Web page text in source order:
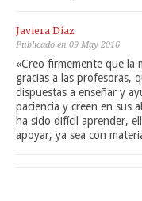
Javiera Díaz
Publicado en 09 May 2016
«Creo firmemente que la
gracias a las profesoras,
dispuestas a enseñar y
paciencia y creen en sus
ha sido difícil aprender,
apoyar, ya sea con